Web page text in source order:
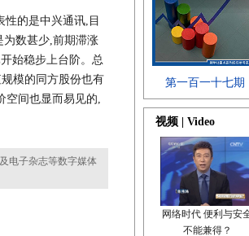
的是中兴通讯,目
为数甚少,前期滞涨
始稳步上台阶。总
模的同方股份也有
空间也显而易见的,
电子杂志等数字媒体